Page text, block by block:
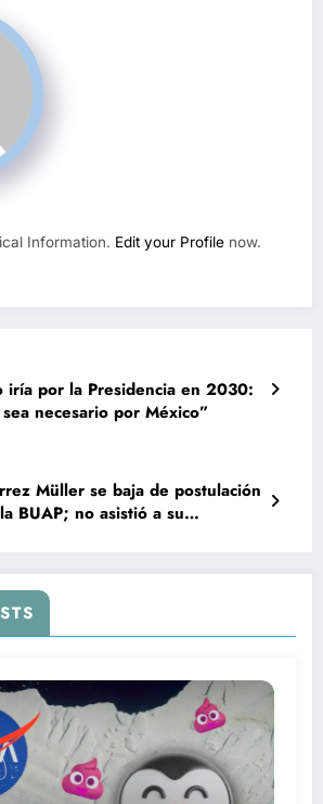
Information. Edit your Profile now.
iría por la Presidencia en 2030:
necesario por México”
Müller se baja de postulación
BUAP; no asistió a su